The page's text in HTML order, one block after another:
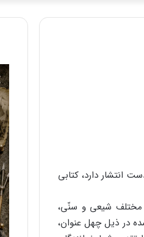
انتشار دارد، کتابى
مختلف شیعى و سنّى،
در ذیل چهل عنوان،